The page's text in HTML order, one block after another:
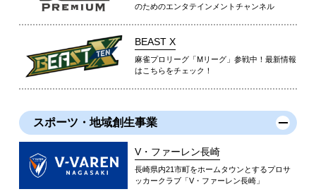
のためのエンタテインメントチャンネル
BEAST X
麻雀プロリーグ「Mリーグ」参戦中！最新情報
はこちらをチェック！
スポーツ・地域創生事業
V・ファーレン長崎
長崎県内21市町をホームタウンとするプロサ
ッカークラブ「V・ファーレン長崎」